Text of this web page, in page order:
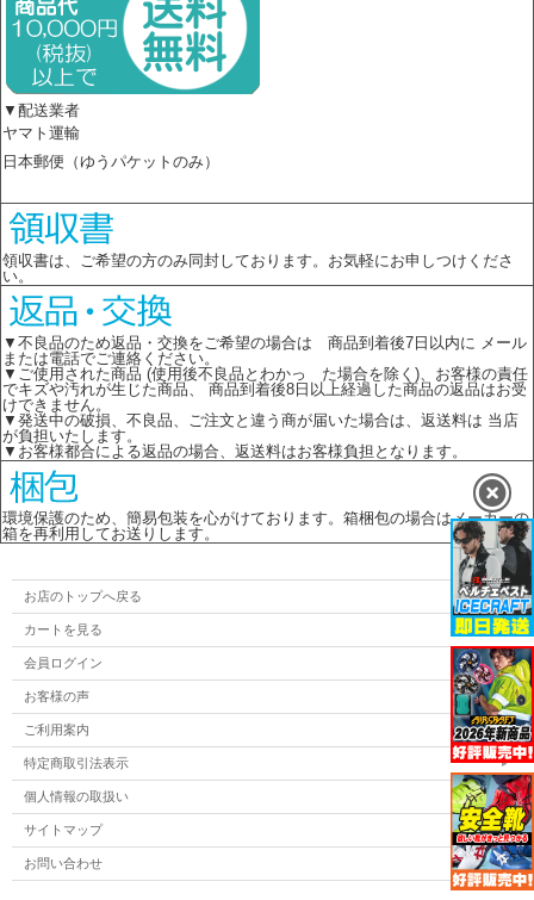
▼配送業者
ヤマト運輸
日本郵便（ゆうパケットのみ）
領収書は、ご希望の方のみ同封しております。お気軽にお申しつけくださ
い。
▼不良品のため返品・交換をご希望の場合は 商品到着後7日以内に メール
または電話でご連絡ください。
▼ご使用された商品 (使用後不良品とわかっ た場合を除く)、お客様の責任
でキズや汚れが生じた商品、 商品到着後8日以上経過した商品の返品はお受
けできません。
▼発送中の破損、不良品、ご注文と違う商が届いた場合は、返送料は 当店
が負担いたします。
▼お客様都合による返品の場合、返送料はお客様負担となります。
環境保護のため、簡易包装を心がけております。箱梱包の場合はメーカーの
箱を再利用してお送りします。
お店のトップへ戻る
カートを見る
会員ログイン
お客様の声
ご利用案内
特定商取引法表示
個人情報の取扱い
サイトマップ
お問い合わせ